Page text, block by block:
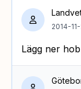
2014-
Lägg ner